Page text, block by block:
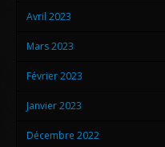
Avril 2023
Mars 2023
Février 2023
Janvier 2023
Décembre 2022